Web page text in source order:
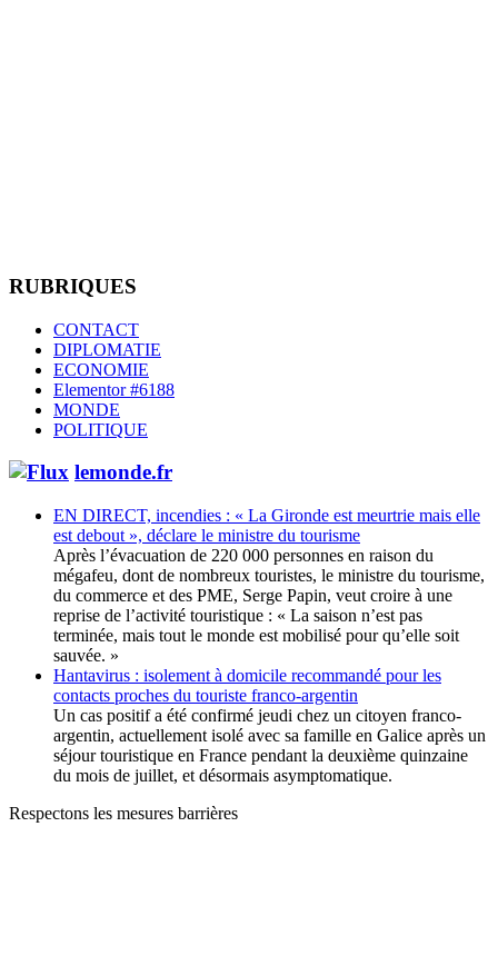
RUBRIQUES
CONTACT
DIPLOMATIE
ECONOMIE
Elementor #6188
MONDE
POLITIQUE
lemonde.fr
EN DIRECT, incendies : « La Gironde est meurtrie mais elle
est debout », déclare le ministre du tourisme
Après l’évacuation de 220 000 personnes en raison du
mégafeu, dont de nombreux touristes, le ministre du tourisme,
du commerce et des PME, Serge Papin, veut croire à une
reprise de l’activité touristique : « La saison n’est pas
terminée, mais tout le monde est mobilisé pour qu’elle soit
sauvée. »
Hantavirus : isolement à domicile recommandé pour les
contacts proches du touriste franco-argentin
Un cas positif a été confirmé jeudi chez un citoyen franco-
argentin, actuellement isolé avec sa famille en Galice après un
séjour touristique en France pendant la deuxième quinzaine
du mois de juillet, et désormais asymptomatique.
Respectons les mesures barrières